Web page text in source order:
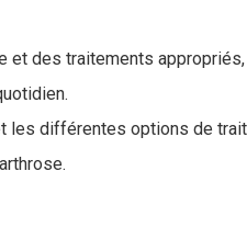
et des traitements
différentes options de